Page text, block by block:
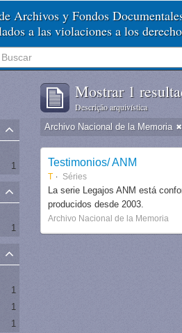
Archivos y Fondos
a las violaciones a los
1
1
1
1
1
Mostrar 1
Descrição arquivística
Archivo Nacional de la Memoria
Testimonios/ ANM
T Séries
La serie Legajos ANM está
producidos desde 2003.
Archivo Nacional de la Memoria